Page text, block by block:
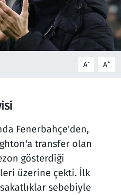
A- A+
Fenerbahçe'den,
transfer olan
gösterdiği
üzerine çekti. İlk
sebebiyle